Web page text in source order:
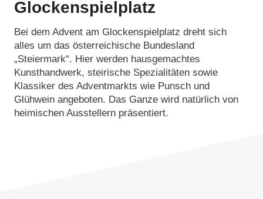
Glockenspielplatz
Bei dem Advent am Glockenspielplatz dreht sich
alles um das österreichische Bundesland
„Steiermark“. Hier werden hausgemachtes
Kunsthandwerk, steirische Spezialitäten sowie
Klassiker des Adventmarkts wie Punsch und
Glühwein angeboten. Das Ganze wird natürlich von
heimischen Ausstellern präsentiert.